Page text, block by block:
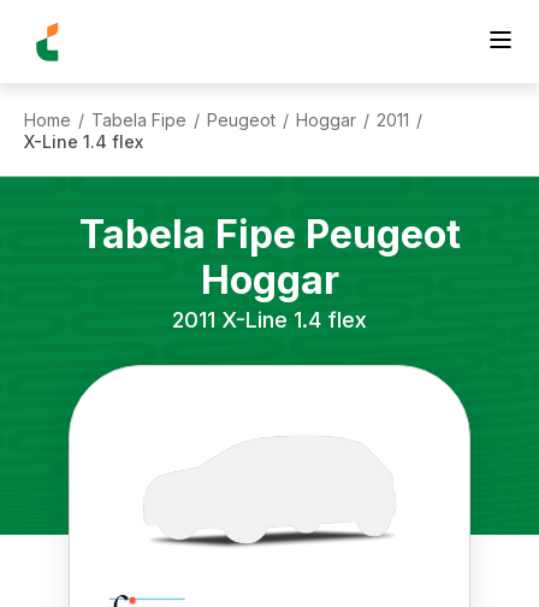
Home / Tabela Fipe / Peugeot / Hoggar / 2011 /
X-Line 1.4 flex
Tabela Fipe Peugeot
Hoggar
2011 X-Line 1.4 flex